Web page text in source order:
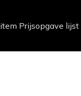
item Prijsopgave lijst